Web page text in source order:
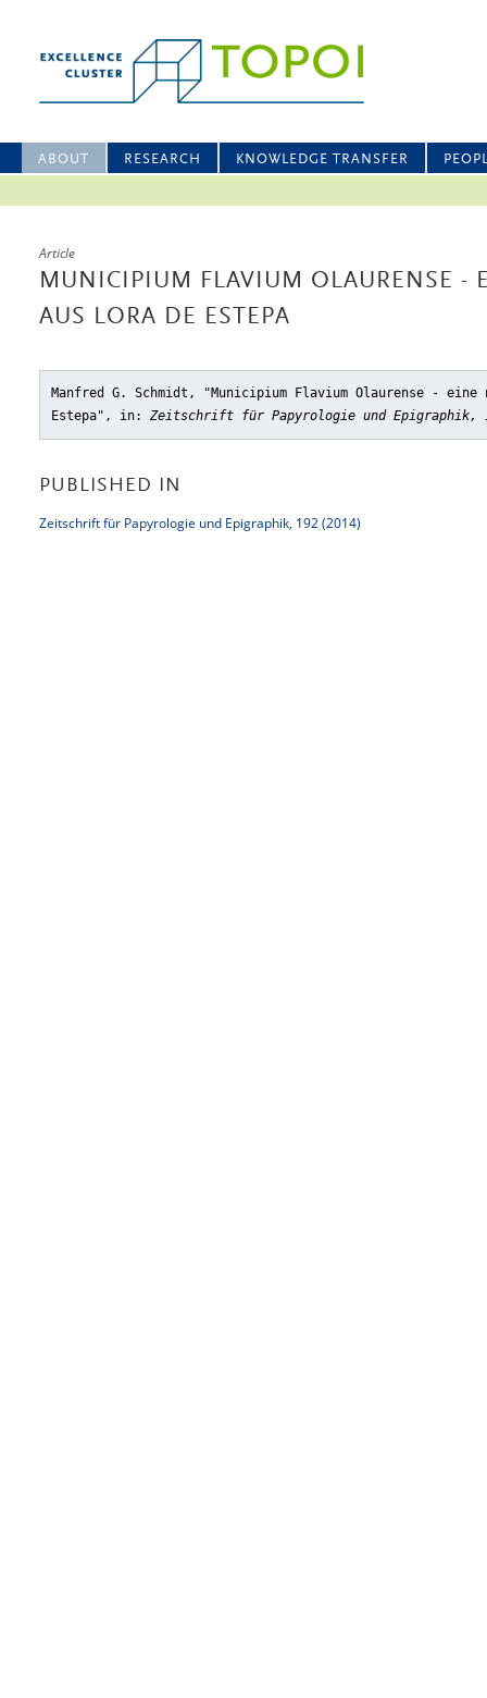
ABOUT RESEARCH KNOWLEDGE TRANSFER
Article
MUNICIPIUM FLAVIUM OLAURENSE -
AUS LORA DE ESTEPA
Manfred G. Schmidt, "Municipium Flavium Olaurense -
Estepa" , in: Zeitschrift für Papyrologie und Epigraphik,
PUBLISHED IN
Zeitschrift für Papyrologie und Epigraphik, 192 (2014)